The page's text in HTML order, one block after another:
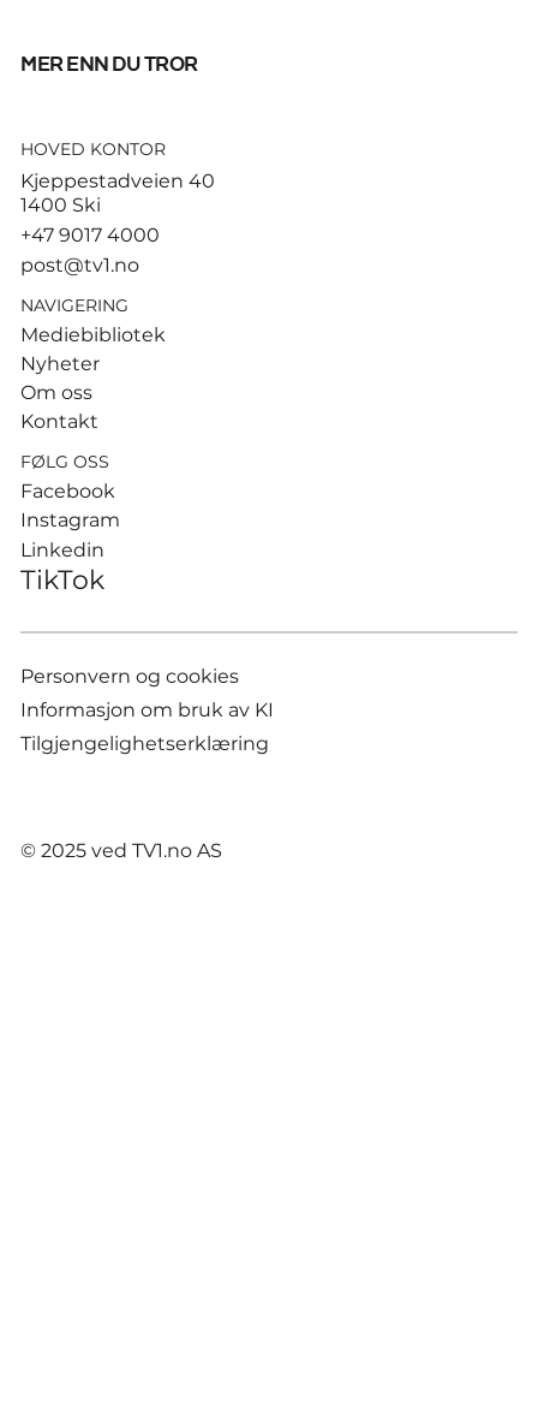
God start for de norske
Hamburg
mer enn du tror
HOVED KONTOR
Kjeppestadveien 40
1400 Ski
+47 9017 4000
post@tv1.no
NAVIGERING
Mediebibliotek
Nyheter
Om oss
Kontakt
FØLG OSS
Facebook
Instagram
Linkedin
TikTok
Personvern og cookies
Informasjon om bruk av KI
Tilgjengelighetserklæring
© 2025 ved TV1.no AS